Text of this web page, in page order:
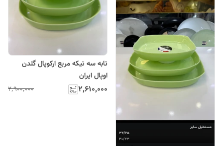
تابه سه تیکه مربع ارکوپال گلدن
اوپال ایران
۲٬۶۱۰٬۰۰۰ ۲٬۹۰۰٬۰۰۰